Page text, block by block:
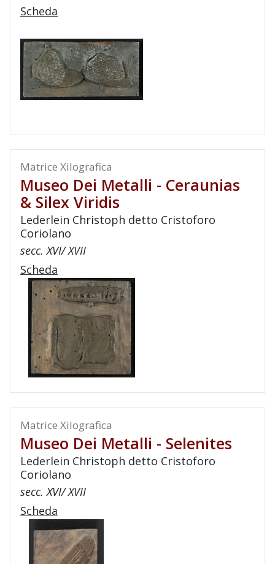
Scheda
Matrice Xilografica
Museo Dei Metalli - Ceraunias
& Silex Viridis
Lederlein Christoph detto Cristoforo
Coriolano
secc. XVI/ XVII
Scheda
Matrice Xilografica
Museo Dei Metalli - Selenites
Lederlein Christoph detto Cristoforo
Coriolano
secc. XVI/ XVII
Scheda